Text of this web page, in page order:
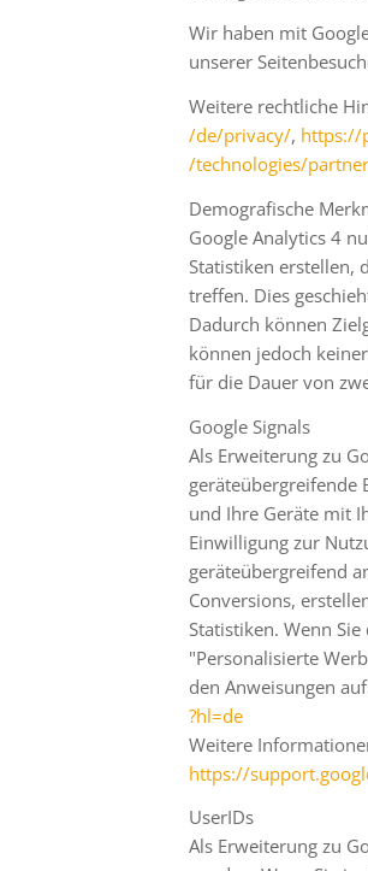
Wir haben mit
unserer
Weitere rechtliche
/de/privacy/, https://
/technologies/
Demografische
Google Analytics 4
Statistiken erstellen,
treffen. Dies
Dadurch können
können jedoch
für die Dauer von
Google Signals
Als Erweiterung zu
geräteübergreifende
und Ihre Geräte mit
Einwilligung zur
geräteübergreifend
Conversions,
Statistiken. Wenn
"Personalisierte
den Anweisungen
?hl=de
Weitere
https://
UserIDs
Als Erweiterung zu